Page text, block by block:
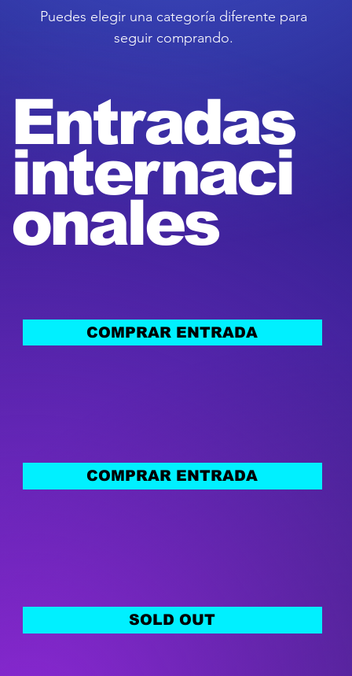
Puedes elegir una categoría diferente para
seguir comprando.
Entradas
internaci
onales
COMPRAR ENTRADA
COMPRAR ENTRADA
SOLD OUT